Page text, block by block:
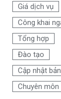
Giá dịch vụ
Công khai
Tổng hợp
Đào tạo
Cập nhật
Chuyên môn